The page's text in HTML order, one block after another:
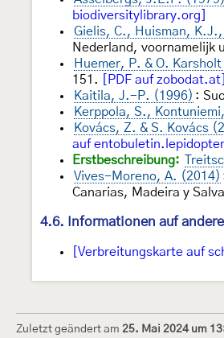
biodiversitylibrary.org]
Gielis, C., Huisman,
Nederland, voornamelijk
Huemer, P. & O.
151.
[PDF auf zobodat.at]
Kaitila, J.-P. (1996) :
Kerppola, S.,
Kovács, Z. & S. Kovács
auf
Erstbeschreibung:
Vives-Moreno, A. (2014)
Canarias, Madeira y
4.6. Informationen auf
[Verbreitungskarte auf
Zuletzt geändert am 25. Mai 2024 um